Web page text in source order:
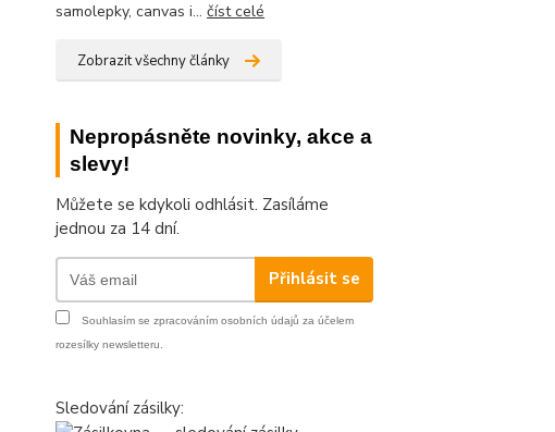
samolepky, canvas i...číst celé
Zobrazit všechny články
Nepropásněte novinky, akce a
slevy!
Můžete se kdykoli odhlásit. Zasíláme
jednou za 14 dní.
Přihlásit se
Souhlasím se zpracováním osobních údajů za účelem
rozesílky newsletteru.
Sledování zásilky: